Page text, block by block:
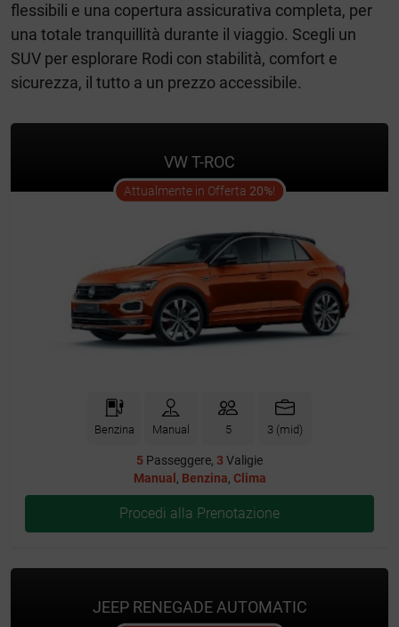
flessibili e una copertura assicurativa completa, per
una totale tranquillità durante il viaggio. Scegli un
SUV per esplorare Rodi con stabilità, comfort e
sicurezza, il tutto a un prezzo accessibile.
VW T-ROC
Attualmente in Offerta 20%! offer
Benzina Manual 5 3 (mid)
5 Passeggere, 3 Valigie
Manual , Benzina, Clima
Procedi alla Prenotazione
JEEP RENEGADE AUTOMATIC